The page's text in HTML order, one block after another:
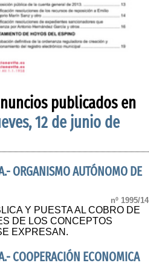
publicados en
12 de junio de
ORGANISMO AUTÓNOMO DE
nº 1995/14
Y PUESTA AL COBRO DE
DE LOS CONCEPTOS
EXPRESAN.
COOPERACIÓN ECONOMICA